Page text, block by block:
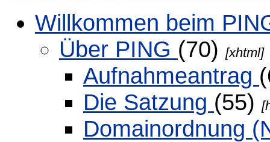
Willkommen beim
Über PING (70) [xhtml]
Aufnahmeantrag
Die Satzung (55)
Domainordnung